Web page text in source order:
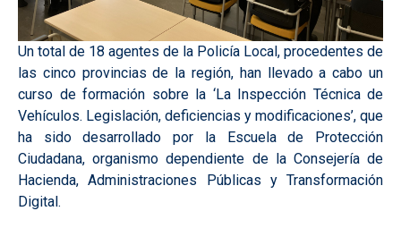
Un total de 18 agentes de la Policía Local, procedentes de
las cinco provincias de la región, han llevado a cabo un
curso de formación sobre la ‘La Inspección Técnica de
Vehículos. Legislación, deficiencias y modificaciones’, que
ha sido desarrollado por la Escuela de Protección
Ciudadana, organismo dependiente de la Consejería de
Hacienda, Administraciones Públicas y Transformación
Digital.